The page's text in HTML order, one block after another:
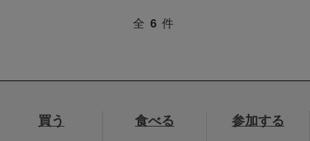
全 6 件
買う 食べる 参加する